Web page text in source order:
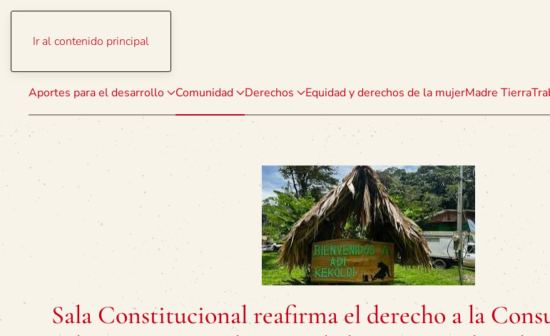
Ir al contenido principal
Aportes para el desarrollo Comunidad Derechos Equidad y derechos de la mujerMadre Tierra
Sala Constitucional reafirma el derecho a la